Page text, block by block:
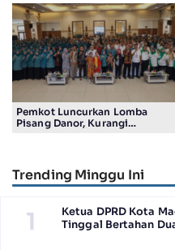
Berkarakter
Pemkot Luncurkan Lomba
Pisang Danor, Kurangi
Trending Minggu Ini
1
Ketua DPRD Kota
Tinggal Bertahan